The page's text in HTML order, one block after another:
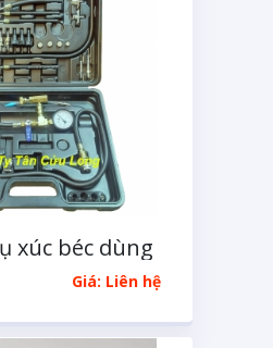
xúc béc dùng
đầy đủ chi
Giá: Liên hệ